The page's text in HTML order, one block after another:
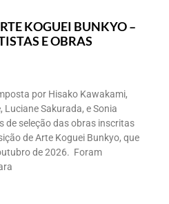
KOGUEI BUNKYO –
E OBRAS
por Hisako Kawakami,
Luciane Sakurada, e Sonia
de seleção das obras inscritas
de Arte Koguei Bunkyo, que
de 2026. Foram